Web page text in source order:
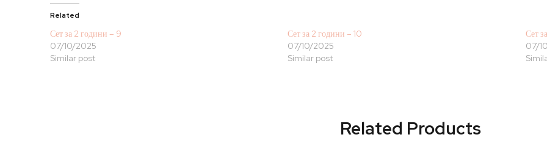
Related
Сет за 2 години – 9
07/10/2025
Similar post
Сет за 2 години – 10
07/10/2025
Similar post
Сет
07/
Related Products